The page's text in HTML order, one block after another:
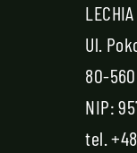
Ul.
80-
NIP:
tel.